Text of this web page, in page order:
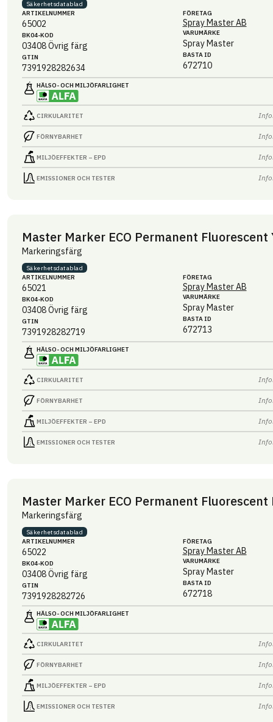
Säkerhets­datablad
ARTIKEL­NUMMER
65002
BK04-KOD
03408Övrig färg
GTIN
7391928282634
FÖRETAG
Spray Master AB
VARUMÄRKE
Spray Master
BASTA ID
672710
HÄLSO- OCH MILJÖ­FARLIGHET
CIRKULARITET
FÖRNYBARHET
MILJÖEFFEKTER – EPD
EMISSIONER OCH TESTER
Master Marker ECO Permanent Fluorescent
Markeringsfärg
Säkerhets­datablad
ARTIKEL­NUMMER
65021
BK04-KOD
03408Övrig färg
GTIN
7391928282719
FÖRETAG
Spray Master AB
VARUMÄRKE
Spray Master
BASTA ID
672713
HÄLSO- OCH MILJÖ­FARLIGHET
CIRKULARITET
FÖRNYBARHET
MILJÖEFFEKTER – EPD
EMISSIONER OCH TESTER
Master Marker ECO Permanent
Markeringsfärg
Säkerhets­datablad
ARTIKEL­NUMMER
65022
BK04-KOD
03408Övrig färg
GTIN
7391928282726
FÖRETAG
Spray Master AB
VARUMÄRKE
Spray Master
BASTA ID
672718
HÄLSO- OCH MILJÖ­FARLIGHET
CIRKULARITET
FÖRNYBARHET
MILJÖEFFEKTER – EPD
EMISSIONER OCH TESTER